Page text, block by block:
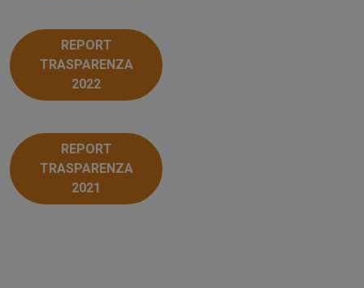
REPORT
TRASPARENZA
2022
REPORT
TRASPARENZA
2021